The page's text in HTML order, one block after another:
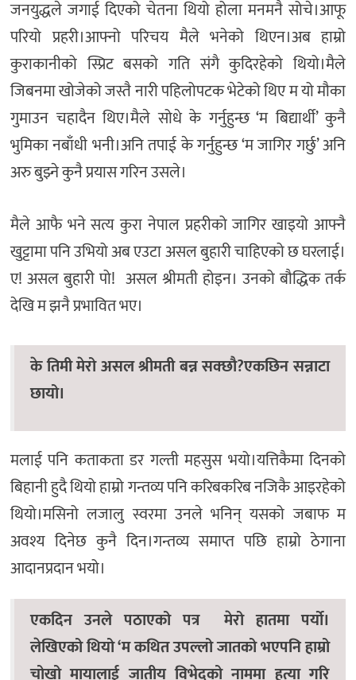
जनयुद्धले जगाई दिएको चेतना थियो होला मनमनै सोचे।आफू
परियो प्रहरी।आफ्नो परिचय मैले भनेको थिएन।अब हाम्रो
कुराकानीको स्प्रिट बसको गति संगै कुदिरहेको थियो।मैले
जिबनमा खोजेको जस्तै नारी पहिलोपटक भेटेको थिए म यो मौका
गुमाउन चहादैन थिए।मैले सोधे के गर्नुहुन्छ ‘म बिद्यार्थी’ कुनै
भुमिका नबाँधी भनी।अनि तपाई के गर्नुहुन्छ ‘म जागिर गर्छु’ अनि
अरु बुझ्ने कुनै प्रयास गरिन उसले।
मैले आफै भने सत्य कुरा नेपाल प्रहरीको जागिर खाइयो आफ्नै
खुट्टामा पनि उभियो अब एउटा असल बुहारी चाहिएको छ घरलाई।
ए! असल बुहारी पो! असल श्रीमती होइन। उनको बौद्धिक तर्क
देखि म झनै प्रभावित भए।
के तिमी मेरो असल श्रीमती बन्न सक्छौ?एकछिन सन्नाटा
छायो।
मलाई पनि कताकता डर गल्ती महसुस भयो।यत्तिकैमा दिनको
बिहानी हुदै थियो हाम्रो गन्तव्य पनि करिबकरिब नजिकै आइरहेको
थियो।मसिनो लजालु स्वरमा उनले भनिन् यसको जबाफ म
अवश्य दिनेछ कुनै दिन।गन्तव्य समाप्त पछि हाम्रो ठेगाना
आदानप्रदान भयो।
एकदिन उनले पठाएको पत्र मेरो हातमा पर्यो।
लेखिएको थियो ‘म कथित उपल्लो जातको भएपनि हाम्रो
चोखो मायालाई जातीय विभेदको नाममा हत्या गरि